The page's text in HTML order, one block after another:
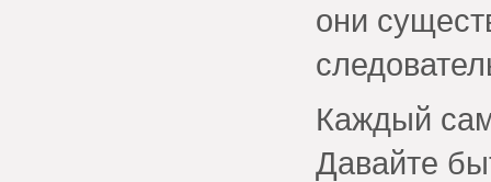
они
Каждый
Давайте